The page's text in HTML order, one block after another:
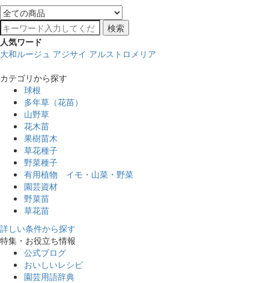
検索
人気ワード
大和ルージュ アジサイ アルストロメリア
カテゴリから探す
球根
多年草（花苗）
山野草
花木苗
果樹苗木
草花種子
野菜種子
有用植物 イモ・山菜・野菜
園芸資材
野菜苗
草花苗
詳しい条件から探す
特集・お役立ち情報
公式ブログ
おいしいレシピ
園芸用語辞典